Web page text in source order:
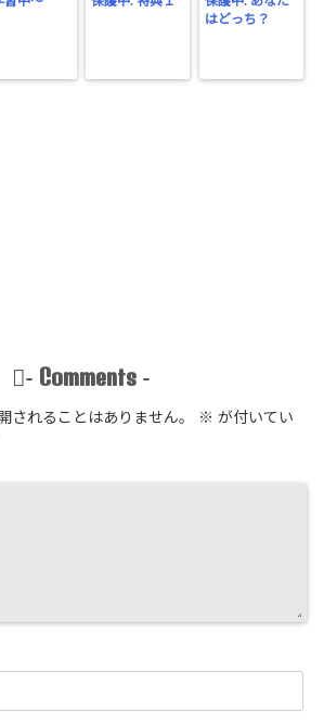
はどっち？
- Comments -
されることはありません。 ※ が付いてい